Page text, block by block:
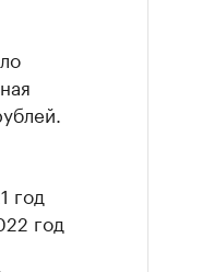
год
год